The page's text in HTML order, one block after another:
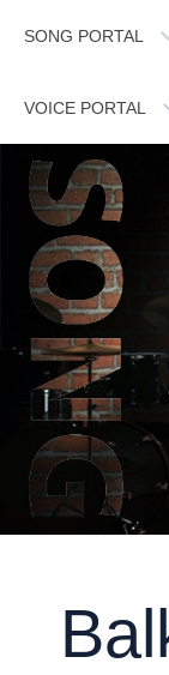
SONG PORTAL
VOICE PORTAL